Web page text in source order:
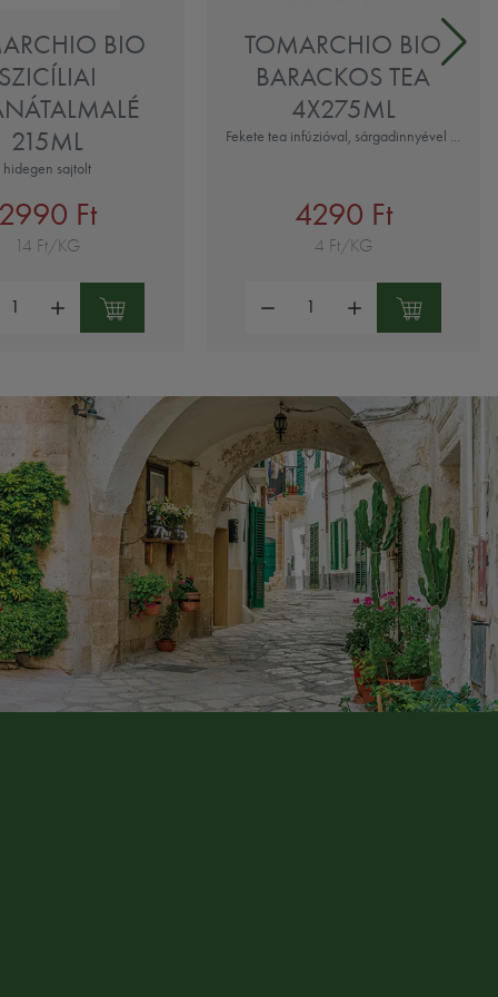
BIO
215ML
hidegen sajtolt
Ft
14 Ft/KG
TOMARCHIO BIO
BARACKOS TEA
4X275ML
Fekete tea infúzióval, sárgadinnyével ...
4290 Ft
4 Ft/KG